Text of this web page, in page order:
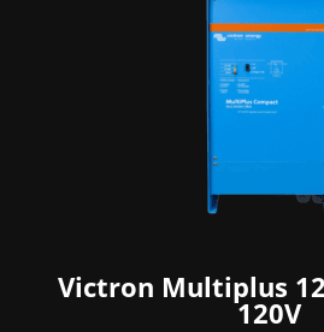
Victron Multiplus
120V